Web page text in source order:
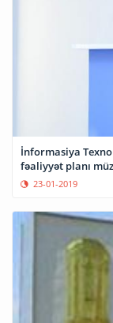
İnformasiya
fəaliyyət planı
23-01-2019